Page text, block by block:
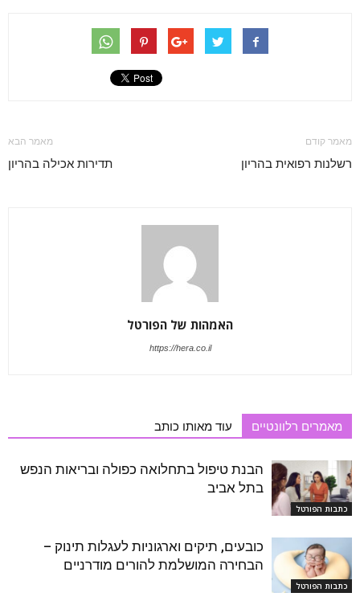
מאמר קודם
רשלנות רפואית בהריון
מאמר הבא
תדירות אכילה בהריון
האמהות של הפורטל
https://hera.co.il
מאמרים רלוונטיים עוד מאותו כותב
כתבות הפורטל
הבנת טיפול בתחלואה כפולה ובריאות הנפש
בתל אביב
כתבות הפורטל
כובעים, תיקים וארגוניות לעגלות תינוק –
הבחירה המושלמת להורים מודרניים